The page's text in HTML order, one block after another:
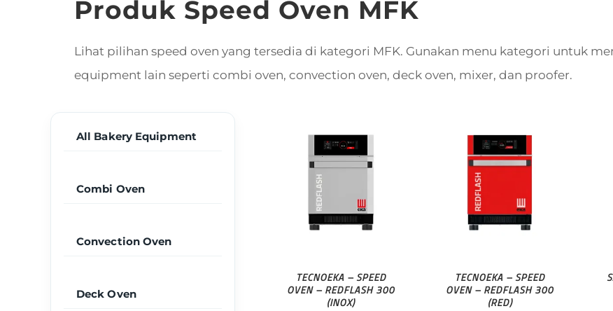
Produk Speed Oven MFK
Lihat pilihan speed oven yang tersedia di kategori MFK. Gunakan menu kategori untuk
equipment lain seperti combi oven, convection oven, deck oven, mixer, dan proofer.
All Bakery Equipment
Combi Oven
Convection Oven
Deck Oven
TECNOEKA – SPEED
OVEN – REDFLASH 300
(INOX)
TECNOEKA – SPEED
OVEN – REDFLASH 300
(RED)